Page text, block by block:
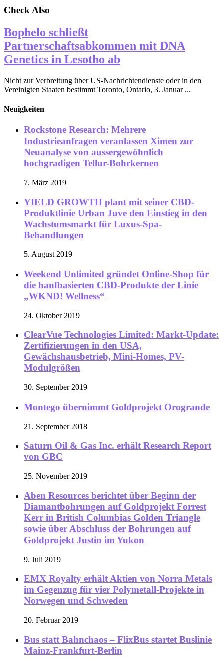
Check Also
Bophelo schließt
Partnerschaftsabkommen mit DNA
Genetics in Lesotho ab
Nicht zur Verbreitung über US-Nachrichtendienste oder in den
Vereinigten Staaten bestimmt Toronto, Ontario, 3. Januar ...
Neuigkeiten
Rockstone Research: Mehrere
Industrieanfragen veranlassen Ximen zur
Neuanalyse von aussergewöhnlich
hochgradigen Tellur-Bohrkernen
7. März 2019
YIELD GROWTH plant mit seiner CBD-
Produktlinie Urban Juve den Einstieg in den
Wachstumsmarkt für Luxus-Spa-
Behandlungen
5. August 2019
Weekend Unlimited gründet Online-Shop für
die hanfbasierten CBD-Produkte der Linie
„WKND! Wellness“
24. Oktober 2019
ClearVue Technologies Limited: Markt-Update:
Zertifizierungen in den USA,
Gewächshausbetrieb, Mini-Homes, PV-
Modulgrößen
30. September 2019
Montego übernimmt Goldprojekt Orogrande
21. September 2018
Saturn Oil & Gas Inc. erhält Research Report
von GBC
25. November 2019
Aben Resources berichtet über Beginn der
Diamantbohrungen auf Goldprojekt Forrest
Kerr in British Columbias Golden Triangle
sowie über Abschluss der Bohrungen auf
Goldprojekt Justin im Yukon
9. Juli 2019
EMX Royalty erhält Aktien von Norra Metals
im Gegenzug für vier Polymetall-Projekte in
Norwegen und Schweden
20. Februar 2019
Bus statt Bahnchaos – FlixBus startet Buslinie
Mainz-Frankfurt-Berlin